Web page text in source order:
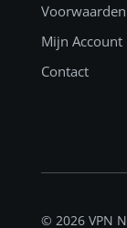
Voorwaarden
Mijn Account
Contact
© 2026 VPN